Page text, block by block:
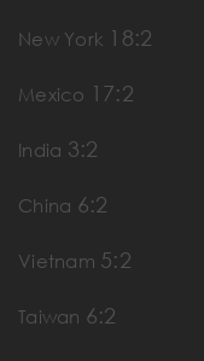
New York 18:2
Mexico 17:2
India 3:2
China 6:2
Vietnam 5:2
Taiwan 6:2